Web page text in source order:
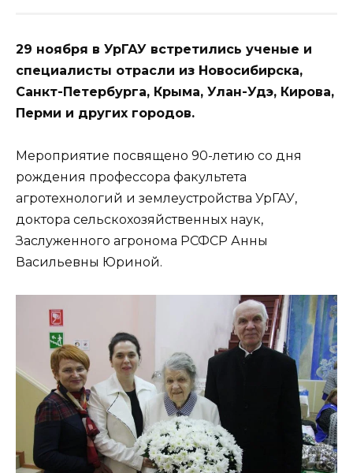
29 ноября в УрГАУ встретились ученые и
специалисты отрасли из Новосибирска,
Санкт-Петербурга, Крыма, Улан-Удэ, Кирова,
Перми и других городов.
Мероприятие посвящено 90-летию со дня
рождения профессора факультета
агротехнологий и землеустройства УрГАУ,
доктора сельскохозяйственных наук,
Заслуженного агронома РСФСР Анны
Васильевны Юриной.